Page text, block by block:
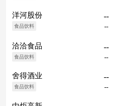
洋河股份
食品饮料
--
--
洽洽食品
食品饮料
--
--
舍得酒业
食品饮料
--
--